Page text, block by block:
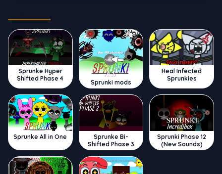
Sprunke Hyper
Shifted Phase 4
Sprunki mods
Heal Infected
Sprunkies
Sprunke All in One
Sprunke Bi-
Shifted Phase 3
Sprunki Phase 12
(New Sounds)